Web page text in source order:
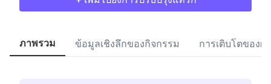
ภาพรวม ข้อมูลเชิงลึกของกิจกรรม การเติบโตของผู้